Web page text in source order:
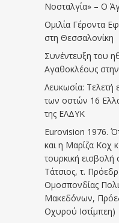
Νοσταλγία» – Ο
Ομιλία Γέροντα
στη Θεσσαλονίκη
Συνέντευξη του
Αγαθοκλέους
Λευκωσία: Τελετή
των οστών 16
της ΕΛΔΥΚ
Eurovision 1976.
και η Μαρίζα Κοχ
τουρκική
Τάτσιος, τ.
Ομοσπονδίας
Μακεδόνων,
Οχυρού Ιστίμπεη)